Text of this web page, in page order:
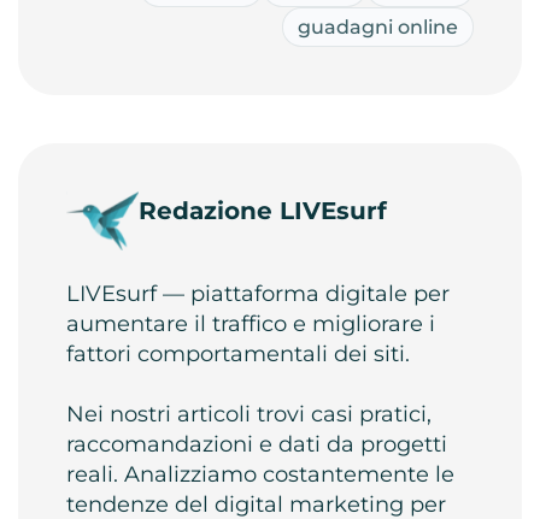
guadagni online
Redazione LIVEsurf
LIVEsurf — piattaforma digitale per
aumentare il traffico e migliorare i
fattori comportamentali dei siti.
Nei nostri articoli trovi casi pratici,
raccomandazioni e dati da progetti
reali. Analizziamo costantemente le
tendenze del digital marketing per